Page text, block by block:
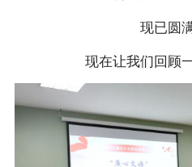
现已圆
现在让我们回顾